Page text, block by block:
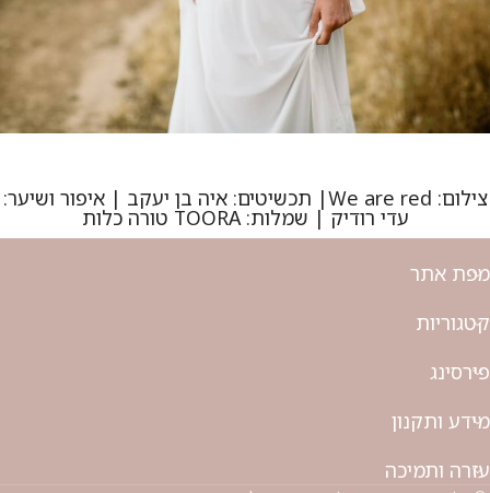
צילום: We are red| תכשיטים: איה בן יעקב | איפור ושיער:
עדי רודיק | שמלות: TOORA טורה כלות
מפת אתר
קטגוריות
פירסינג
מידע ותקנון
עזרה ותמיכה